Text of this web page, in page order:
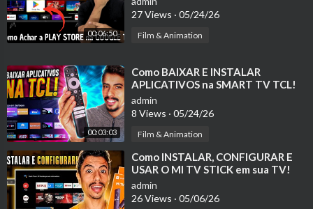
208.67.220.220
AdGuard DNS
94.140.14.14
94.140.15.15
Sugestão rápida
Teste primeiro: 1.1.1.1 e 1.0.0.1
00:06:50
27 Views · 05/24/26
Film & Animation
00:03:03
⁣Como BAIXAR E INSTALAR
APLICATIVOS na SMART TV TCL!
admin
8 Views · 05/24/26
Film & Animation
⁣Como INSTALAR, CONFIGURAR E
USAR O MI TV STICK em sua TV!
admin
26 Views · 05/06/26